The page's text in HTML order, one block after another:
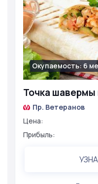
Точка
Окупаемость: 6
Пр. Ветеранов
Цена:
Прибыль: